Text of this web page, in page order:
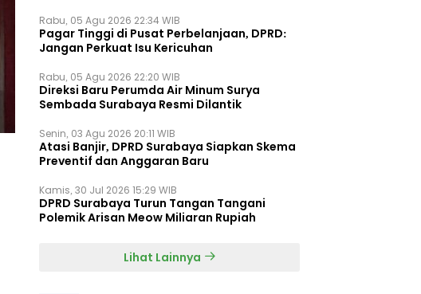
Rabu, 05 Agu 2026 22:34 WIB
Pagar Tinggi di Pusat Perbelanjaan, DPRD:
Jangan Perkuat Isu Kericuhan
Rabu, 05 Agu 2026 22:20 WIB
Direksi Baru Perumda Air Minum Surya
Sembada Surabaya Resmi Dilantik
Senin, 03 Agu 2026 20:11 WIB
Atasi Banjir, DPRD Surabaya Siapkan Skema
Preventif dan Anggaran Baru
Kamis, 30 Jul 2026 15:29 WIB
DPRD Surabaya Turun Tangan Tangani
Polemik Arisan Meow Miliaran Rupiah
Lihat Lainnya